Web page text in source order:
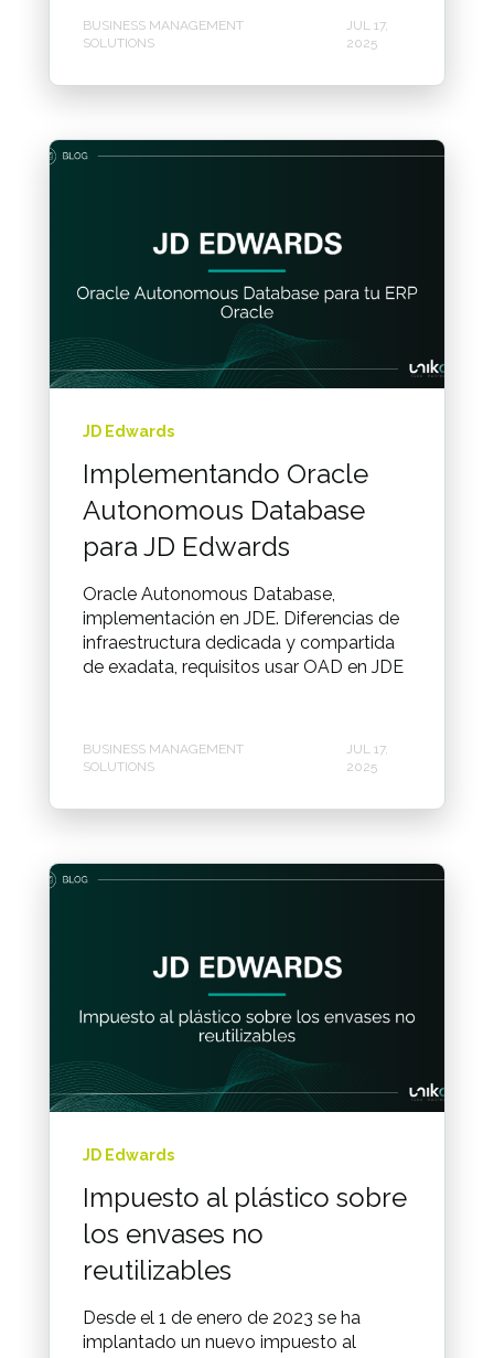
BUSINESS MANAGEMENT
SOLUTIONS
JUL 17,
2025
JD Edwards
Implementando Oracle
Autonomous Database
para JD Edwards
Oracle Autonomous Database,
implementación en JDE. Diferencias de
infraestructura dedicada y compartida
de exadata, requisitos usar OAD en JDE
BUSINESS MANAGEMENT
SOLUTIONS
JUL 17,
2025
JD Edwards
Impuesto al plástico sobre
los envases no
reutilizables
Desde el 1 de enero de 2023 se ha
implantado un nuevo impuesto al